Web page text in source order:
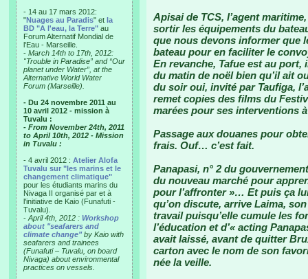
- 14 au 17 mars 2012:
"Nuages au Paradis" et la
BD "A l'eau, la Terre" au
Forum Alternatif Mondial de
l'Eau - Marseille.
- March 14th to 17th, 2012:
"Trouble in Paradise” and “Our
planet under Water”, at the
Alternative World Water
Forum (Marseille).
- Du 24 novembre 2011 au
10 avril 2012 - mission à
Tuvalu :
- From November 24th, 2011
to April 10th, 2012 - Mission
in Tuvalu :
- 4 avril 2012 : Atelier Alofa
Tuvalu sur "les marins et le
changement climatique"
pour les étudiants marins du
Nivaga II organisé par et à
l'initiative de Kaio (Funafuti -
Tuvalu).
- April 4th, 2012 : Workshop
about "seafarers and
climate change"by Kaio with
seafarers and trainees
(Funafuti – Tuvalu, on board
Nivaga) about environmental
practices on vessels.
Apisai de TCS, l’agent
sortir les équipements du
que nous devons informer que
bateau pour en faciliter le
En revanche, Tafue est au
du matin de noël bien qu’il ait
du soir oui, invité par Taufiga,
remet copies des films du
marées pour ses interventions à
Passage aux douanes pour
frais. Ouf… c’est fait.
Panapasi, n° 2 du
du nouveau marché pour
pour l’affronter »… Et puis ça
qu’on discute, arrive Laima,
travail puisqu’elle cumule les
l’éducation et d’« acting
avait laissé, avant de quitter
carton avec le nom de son
née la veille.